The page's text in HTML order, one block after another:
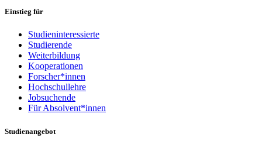
Einstieg für
Studieninteressierte
Studierende
Weiterbildung
Kooperationen
Forscher*innen
Hochschullehre
Jobsuchende
Für Absolvent*innen
Studienangebot